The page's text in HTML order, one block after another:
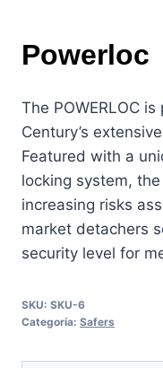
Powerloc
The POWERLOC
Century’s
Featured with a
locking system, the
increasing risks
market detachers
security level for
SKU: SKU-6
Categoría: Safers